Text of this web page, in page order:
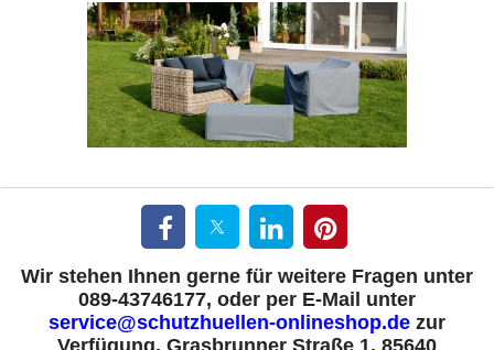
Wir stehen Ihnen gerne für weitere Fragen unter
089-43746177, oder per E-Mail unter
service@schutzhuellen-onlineshop.de zur